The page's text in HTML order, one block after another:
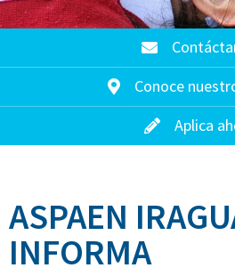
Conoce
Aplica
ASPAEN
INFORMA